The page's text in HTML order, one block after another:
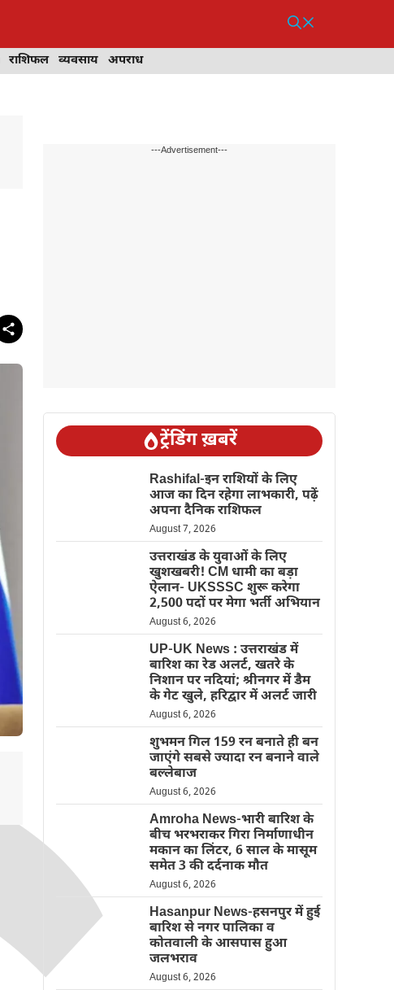
राशिफल व्यवसाय अपराध
---Advertisement---
ट्रेंडिंग ख़बरें
Rashifal-इन राशियों के लिए
आज का दिन रहेगा लाभकारी, पढ़ें
अपना दैनिक राशिफल
August 7, 2026
उत्तराखंड के युवाओं के लिए
खुशखबरी! CM धामी का बड़ा
ऐलान- UKSSSC शुरू करेगा
2,500 पदों पर मेगा भर्ती अभियान
August 6, 2026
UP-UK News : उत्तराखंड में
बारिश का रेड अलर्ट, खतरे के
निशान पर नदियां; श्रीनगर में डैम
के गेट खुले, हरिद्वार में अलर्ट जारी
August 6, 2026
शुभमन गिल 159 रन बनाते ही बन
जाएंगे सबसे ज्यादा रन बनाने वाले
बल्लेबाज
August 6, 2026
Amroha News-भारी बारिश के
बीच भरभराकर गिरा निर्माणाधीन
मकान का लिंटर, 6 साल के मासूम
समेत 3 की दर्दनाक मौत
August 6, 2026
Hasanpur News-हसनपुर में हुई
बारिश से नगर पालिका व
कोतवाली के आसपास हुआ
जलभराव
August 6, 2026